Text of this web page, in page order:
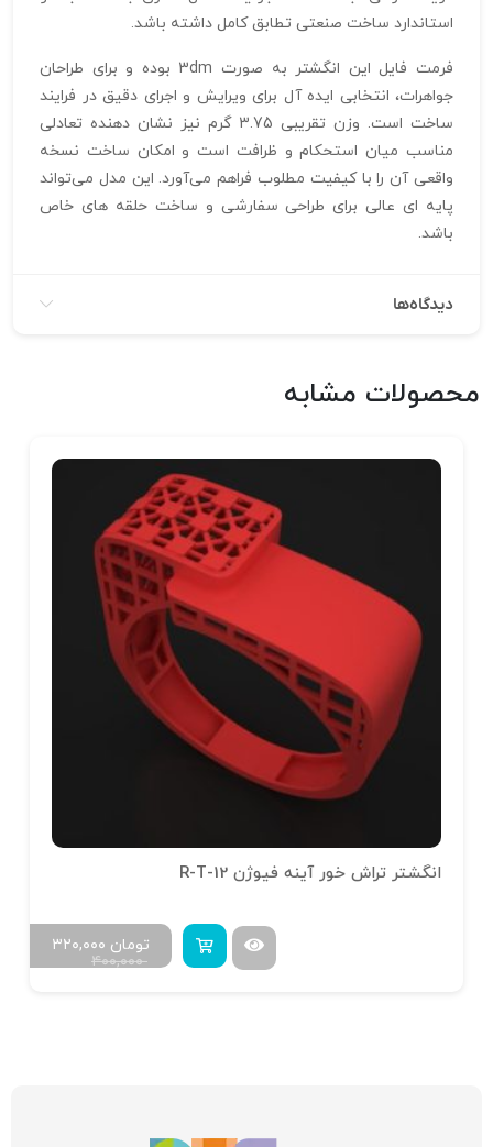
استاندارد ساخت صنعتی تطابق کامل داشته باشد.
فرمت فایل این انگشتر به صورت 3dm بوده و برای طراحان
جواهرات، انتخابی ایده‌ آل برای ویرایش و اجرای دقیق در فرایند
ساخت است. وزن تقریبی 3.75 گرم نیز نشان‌ دهنده تعادلی
مناسب میان استحکام و ظرافت است و امکان ساخت نسخه
واقعی آن را با کیفیت مطلوب فراهم می‌آورد. این مدل می‌تواند
پایه‌ ای عالی برای طراحی سفارشی و ساخت حلقه‌ های خاص
باشد.
دیدگاه‌ها
محصولات مشابه
انگشتر تراش خور آینه فیوژن R-T-12
۴۰۰,۰۰۰
۳۲۰,۰۰۰ تومان